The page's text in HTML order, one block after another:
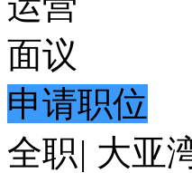
面议
申请职位
全职| 大亚